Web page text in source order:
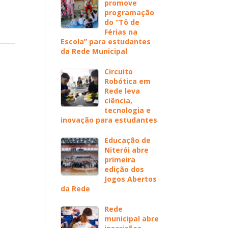
promove
programação
do “Tô de
Férias na
Escola” para estudantes
da Rede Municipal
Circuito
Robótica em
Rede leva
ciência,
tecnologia e
inovação para estudantes
Educação de
Niterói abre
primeira
edição dos
Jogos Abertos
da Rede
Rede
municipal abre